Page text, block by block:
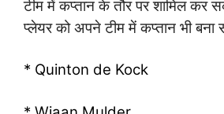
टीम में कप्तान के तौर पर शामिल कर
प्लेयर को अपने टीम में कप्तान भी
* Quinton de Kock